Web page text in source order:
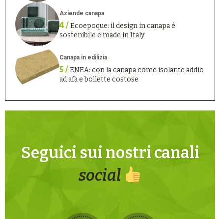
Aziende canapa
4 /Ecoepoque: il design in canapa è
sostenibile e made in Italy
Canapa in edilizia
5 /ENEA: con la canapa come isolante addio
ad afa e bollette costose
Seguici sui nostri canali
social